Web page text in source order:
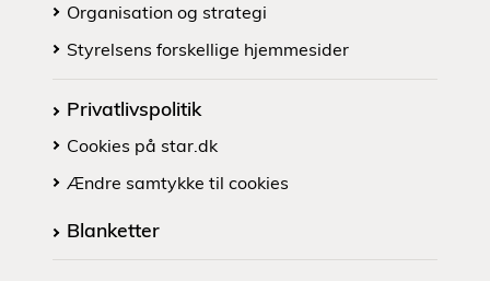
Organisation og strategi
Styrelsens forskellige hjemmesider
Privatlivspolitik
Cookies på star.dk
Ændre samtykke til cookies
Blanketter